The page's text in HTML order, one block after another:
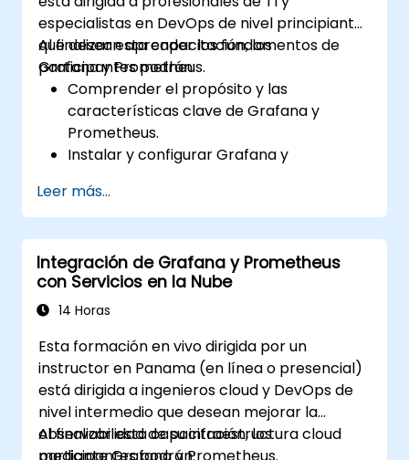
ampliar la funcionalidad de Grafana.
especialistas en DevOps de nivel principiante
que desean aprender los fundamentos de
Grafana y Prometheus.
Al finalizar esta capacitación, los
participantes podrán:
Comprender el propósito y las
características clave de Grafana y
Prometheus.
Instalar y configurar Grafana y
Configurar fuentes de datos básicas y
paneles (dashboards) en Grafana.
Monitorear métricas del sistema y
visualizar datos utilizando Prometheus.
Leer más...
Integración de Grafana y Prometheus
con Servicios en la Nube
14 Horas
Esta formación en vivo dirigida por un
instructor en Panama (en línea o presencial)
está dirigida a ingenieros cloud y DevOps de
nivel intermedio que desean mejorar la
observabilidad de su infraestructura cloud
mediante Grafana y Prometheus.
Al finalizar esta capacitación, los
participantes podrán: